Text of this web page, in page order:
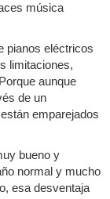
música
pianos eléctricos
limitaciones,
aunque
de un
emparejados
bueno y
normal y mucho
esa desventaja